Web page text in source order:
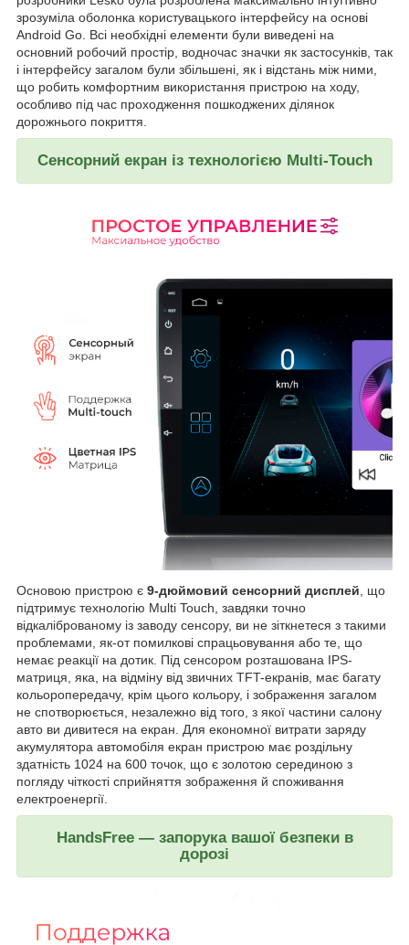
зрозуміла оболонка користувацького інтерфейсу на основі
Android Go. Всі необхідні елементи були виведені на
основний робочий простір, водночас значки як застосунків, так
і інтерфейсу загалом були збільшені, як і відстань між ними,
що робить комфортним використання пристрою на ходу,
особливо під час проходження пошкоджених ділянок
дорожнього покриття.
Сенсорний екран із технологією Multi-Touch
Основою пристрою є 9-дюймовий сенсорний дисплей, що
підтримує технологію Multi Touch, завдяки точно
відкаліброваному із заводу сенсору, ви не зіткнетеся з такими
проблемами, як-от помилкові спрацьовування або те, що
немає реакції на дотик. Під сенсором розташована IPS-
матриця, яка, на відміну від звичних TFT-екранів, має багату
кольоропередачу, крім цього кольору, і зображення загалом
не спотворюється, незалежно від того, з якої частини салону
авто ви дивитеся на екран. Для економної витрати заряду
акумулятора автомобіля екран пристрою має роздільну
здатність 1024 на 600 точок, що є золотою серединою з
погляду чіткості сприйняття зображення й споживання
електроенергії.
HandsFree — запорука вашої безпеки в
дорозі